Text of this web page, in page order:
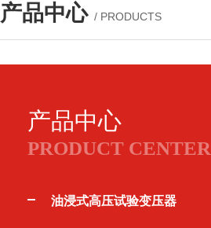
产品中心 / PRODUCTS
产品中心
PRODUCT CENTER
油浸式高压试验变压器